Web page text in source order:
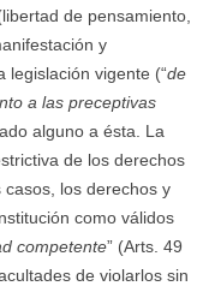
de pensamiento,
y
legislación vigente (“de
a las preceptivas
alguno a ésta. La
de los derechos
los derechos y
como válidos
competente” (Arts. 49
de violarlos sin